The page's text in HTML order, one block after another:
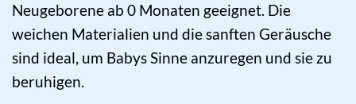
Neugeborene ab 0 Monaten geeignet. Die
weichen Materialien und die sanften Geräusche
sind ideal, um Babys Sinne anzuregen und sie zu
beruhigen.